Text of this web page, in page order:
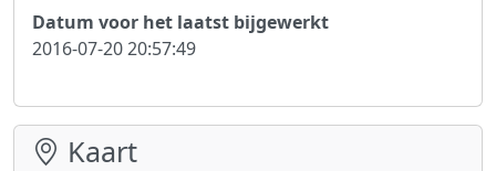
Datum voor het laatst bijgewerkt
2016-07-20 20:57:49
Kaart